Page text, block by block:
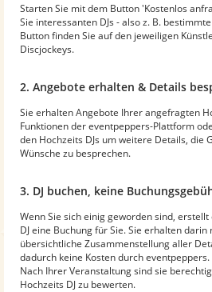
Starten Sie mit dem Button 'Kostenlos
Sie interessanten DJs - also z. B.
Button finden Sie auf den jeweiligen
Discjockeys.
2. Angebote erhalten & Details
Sie erhalten Angebote Ihrer angefragten
Funktionen der eventpeppers-Plattform
den Hochzeits DJs um weitere Details, die
Wünsche zu besprechen.
3. DJ buchen, keine
Wenn Sie sich einig geworden sind,
DJ eine Buchung für Sie. Sie erhalten darin
übersichtliche Zusammenstellung aller
dadurch keine Kosten durch eventpeppers.
Nach Ihrer Veranstaltung sind sie
Hochzeits DJ zu bewerten.